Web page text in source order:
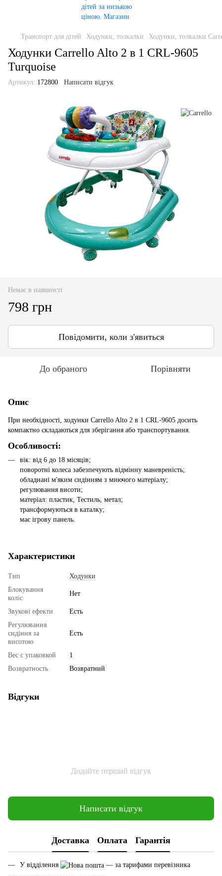
Транспорт для дітей Ходунки, толкалки Ходунки, толкалки
Ходунки Carrello Alto 2 в 1 CRL-9605
Turquoise
Артикул: 172800 Написати відгук
Немає в наявності
798 грн
Повідомити, коли з'явиться
До обраного Порівняти
Опис
При необхідності, ходунки Carrello Alto 2 в 1 CRL-9605 досить
компактно складаються для зберігання або транспортування.
Особливості:
вік: від 6 до 18 місяців;
поворотні колеса забезпечують відмінну маневреність;
обладнані м'яким сидінням з миючого матеріалу;
регулювання висоти;
матеріал: пластик, Тестиль, метал;
трансформуються в каталку;
має ігрову панель.
Характеристики
Тип
Ходунки
Блокування
коліс
Нет
Звукові ефекти
Есть
Регулювання
сидіння за
висотою
Есть
Вес с упаковкой
1
Возвратность
Возвратний
Відгуки
Додайте перший відгук
Написати відгук
Доставка Оплата Гарантія
У відділення
— за тарифами перевізника